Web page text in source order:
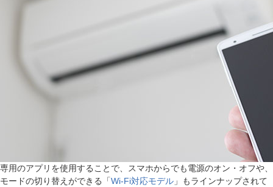
専用のアプリを使用することで、スマホからでも電源のオン・オフや、
モードの切り替えができる「Wi-Fi対応モデル 」もラインナップされて